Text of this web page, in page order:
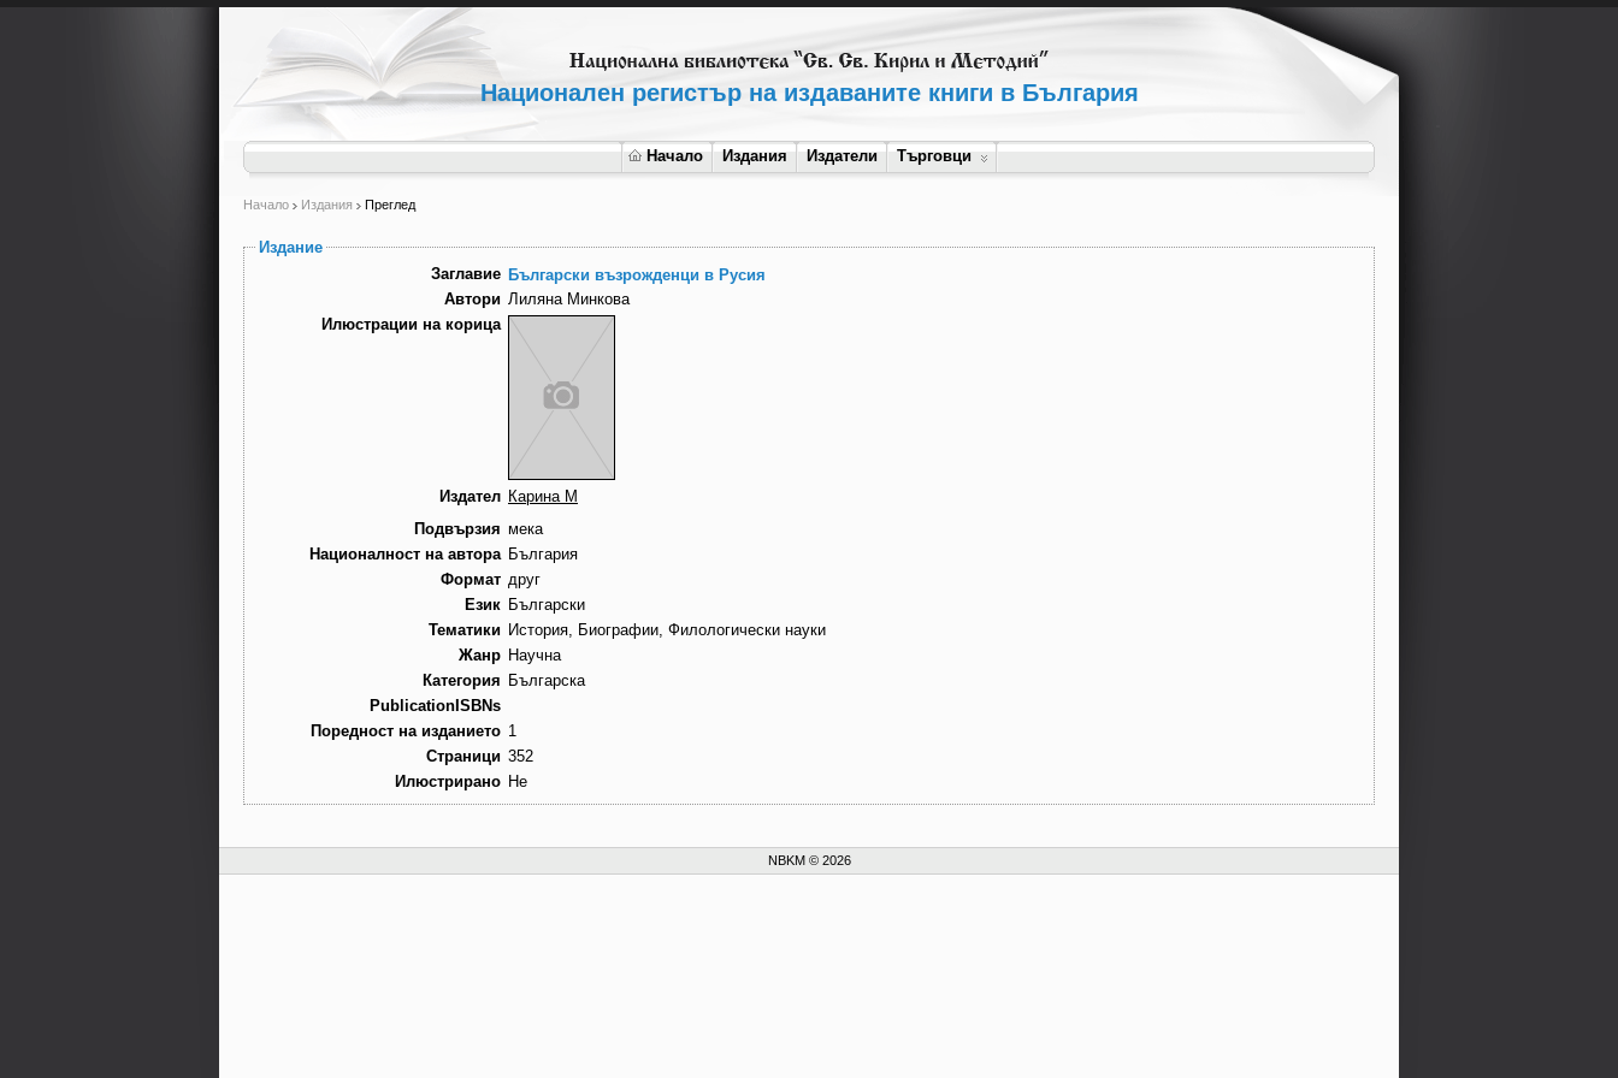
Национален регистър на издаваните книги в България
Начало Издания Издатели Търговци
Начало Издания Преглед
Издание
Заглавие Български възрожденци в Русия
Автори Лиляна Минкова
Илюстрации на корица
Издател Карина М
Подвързия мека
Националност на автора България
Формат друг
Език Български
Тематики История, Биографии, Филологически науки
Жанр Научна
Категория Българска
PublicationISBNs
Поредност на изданието 1
Страници 352
Илюстрирано Не
NBKM © 2026